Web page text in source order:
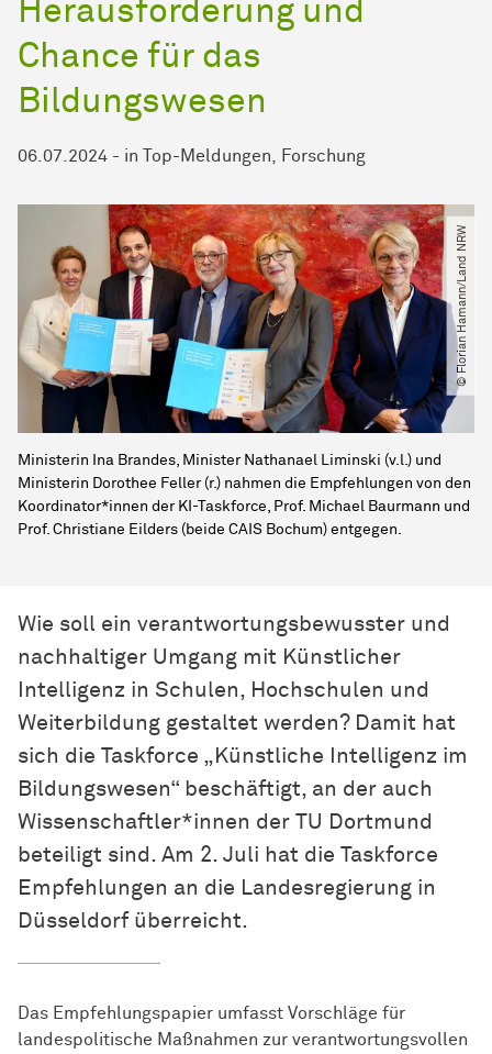
Herausforderung und
Chance für das
Bildungswesen
06.07.2024 - in Top-Meldungen Forschung
© Florian Hamann​/​Land NRW
Ministerin Ina Brandes, Minister Nathanael Liminski (v.l.) und
Ministerin Dorothee Feller (r.) nahmen die Empfehlungen von den
Koordinator*innen der KI-Taskforce, Prof. Michael Baurmann und
Prof. Christiane Eilders (beide CAIS Bochum) entgegen.
Wie soll ein verantwortungsbewusster und
nachhaltiger Umgang mit Künstlicher
Intelligenz in Schulen, Hochschulen und
Weiterbildung gestaltet werden? Damit hat
sich die Taskforce „Künstliche Intelligenz im
Bildungswesen“ beschäftigt, an der auch
Wissen­schaft­ler*innen der TU Dortmund
beteiligt sind. Am 2. Juli hat die Taskforce
Empfehlungen an die Landesregierung in
Düsseldorf überreicht.
Das Empfehlungspapier umfasst Vorschläge für
landespolitische Maßnahmen zur verantwortungsvollen